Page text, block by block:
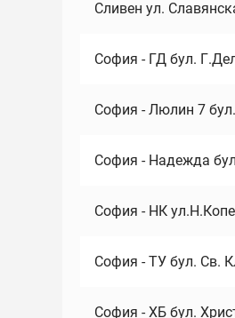
Сливен ул.
София - ГД бул.
София - Люлин 7
София - Надежда
София - НК
София - ТУ бул. Св.
София - ХБ бул.